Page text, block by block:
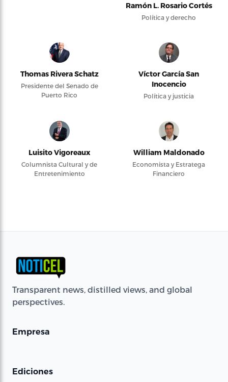
Ramón L. Rosario Cortés
Política y derecho
Thomas Rivera Schatz
Presidente del Senado de
Puerto Rico
Víctor García San
Inocencio
Política y justicia
Luisito Vigoreaux
Columnista Cultural y de
Entretenimiento
William Maldonado
Economista y Estratega
Financiero
Transparent news, distilled views, and global
perspectives.
Empresa
Ediciones